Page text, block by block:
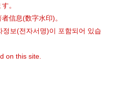
。
信息(数字水印)。
보(전자서명)이 포함되어 있습
on this site.